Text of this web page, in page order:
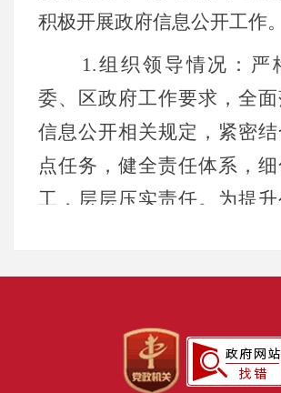
积极开展政府信息公开工作。
1.组织领导情况：严
委、区政府工作要求，全
信息公开相关规定，紧密
点任务，健全责任体系，
工，层层压实责任。为提
织与协调，形成协同联动、
的工作机制。同时，进一步